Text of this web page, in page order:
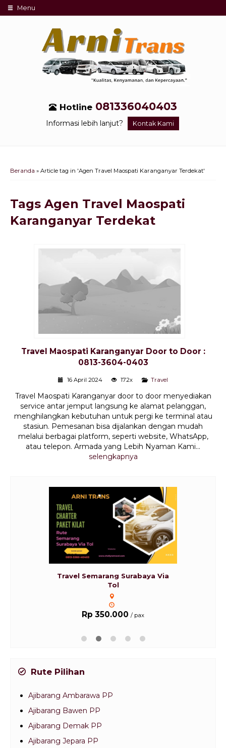
Menu
Hotline 081336040403
Informasi lebih lanjut? Kontak Kami
Beranda » Article tag in 'Agen Travel Maospati Karanganyar Terdekat'
Tags Agen Travel Maospati
Karanganyar Terdekat
Travel Maospati Karanganyar Door to Door :
0813-3604-0403
16 April 2024 172x Travel
Travel Maospati Karanganyar door to door menyediakan
service antar jemput langsung ke alamat pelanggan,
menghilangkan kebutuhan untuk pergi ke terminal atau
stasiun. Pemesanan bisa dijalankan dengan mudah
melalui berbagai platform, seperti website, WhatsApp,
atau telepon. Armada yang Lebih Nyaman Kami...
selengkapnya
Travel Semarang Surabaya Via
Tol
Rp 350.000 / pax
Rute Pilihan
Ajibarang Ambarawa PP
Ajibarang Bawen PP
Ajibarang Demak PP
Ajibarang Jepara PP